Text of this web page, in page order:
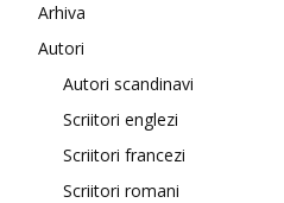
Arhiva
Autori
Autori scandinavi
Scriitori englezi
Scriitori francezi
Scriitori romani